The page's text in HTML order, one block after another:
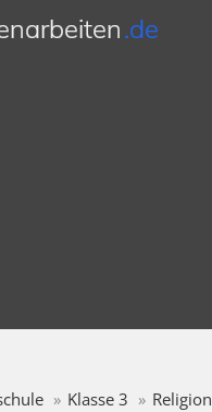
.de
Klasse 3
Religion